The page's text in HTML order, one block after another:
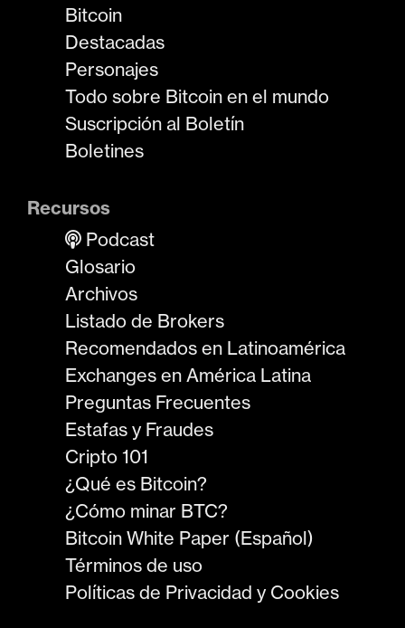
Bitcoin
Destacadas
Personajes
Todo sobre Bitcoin en el mundo
Suscripción al Boletín
Boletines
Recursos
Podcast
Glosario
Archivos
Listado de Brokers
Recomendados en Latinoamérica
Exchanges en América Latina
Preguntas Frecuentes
Estafas y Fraudes
Cripto 101
¿Qué es Bitcoin?
¿Cómo minar BTC?
Bitcoin White Paper (Español)
Términos de uso
Políticas de Privacidad y Cookies